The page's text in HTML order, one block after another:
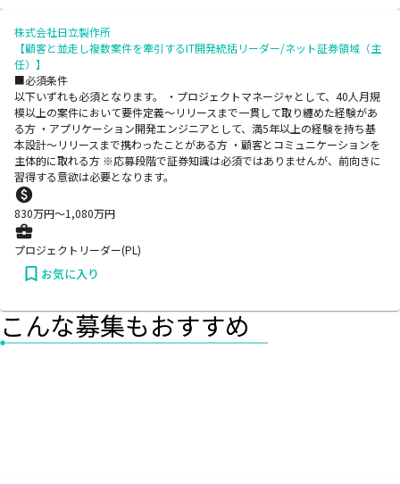
株式会社日立製作所
【顧客と並走し複数案件を牽引するIT開発統括リーダー/ネット証券領域（主
任）】
■必須条件
以下いずれも必須となります。 ・プロジェクトマネージャとして、40人月規
模以上の案件において要件定義～リリースまで一貫して取り纏めた経験があ
る方 ・アプリケーション開発エンジニアとして、満5年以上の経験を持ち基
本設計～リリースまで携わったことがある方 ・顧客とコミュニケーションを
主体的に取れる方 ※応募段階で証券知識は必須ではありませんが、前向きに
習得する意欲は必要となります。
830万円〜1,080万円
プロジェクトリーダー(PL)
お気に入り
こんな募集もおすすめ